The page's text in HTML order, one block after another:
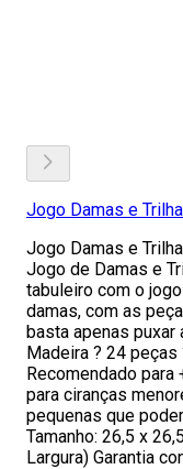
Jogo Damas e
Jogo Damas e
Jogo de Damas e
tabuleiro com o
damas, com as
basta apenas puxar
Madeira ? 24
Recomendado para
para ciranças
pequenas que
Tamanho: 26,5 x
Largura) Garantia